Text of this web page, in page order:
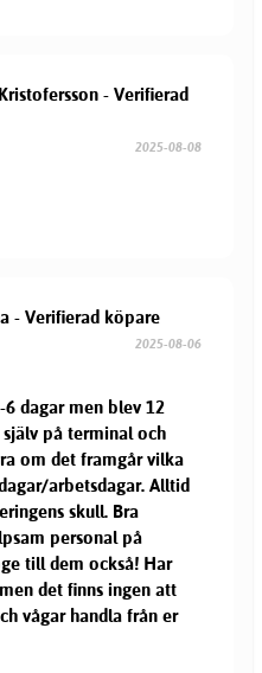
- Verifierad
2025-08-08
- Verifierad köpare
2025-08-06
6 dagar men blev 12
på terminal och
om det framgår vilka
arbetsdagar. Alltid
skull. Bra
personal på
till dem också! Har
det finns ingen att
vågar handla från er